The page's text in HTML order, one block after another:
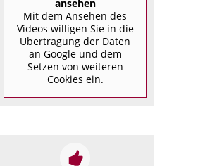
ansehen
Mit dem Ansehen des
Videos willigen Sie in die
Übertragung der Daten
an Google und dem
Setzen von weiteren
Cookies ein.